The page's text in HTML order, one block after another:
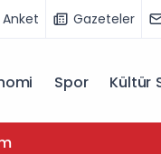
Anket Gazeteler
Spor Kültür